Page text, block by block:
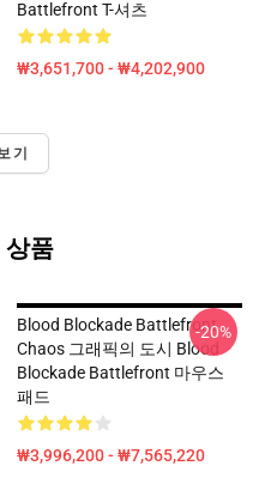
Battlefront T-셔츠
₩3,651,700 - ₩4,202,900
기
상품
Blood Blockade Battlefront
Chaos 그래픽의 도시 Blood
Blockade Battlefront 마우스
패드
₩3,996,200 - ₩7,565,220
-20%